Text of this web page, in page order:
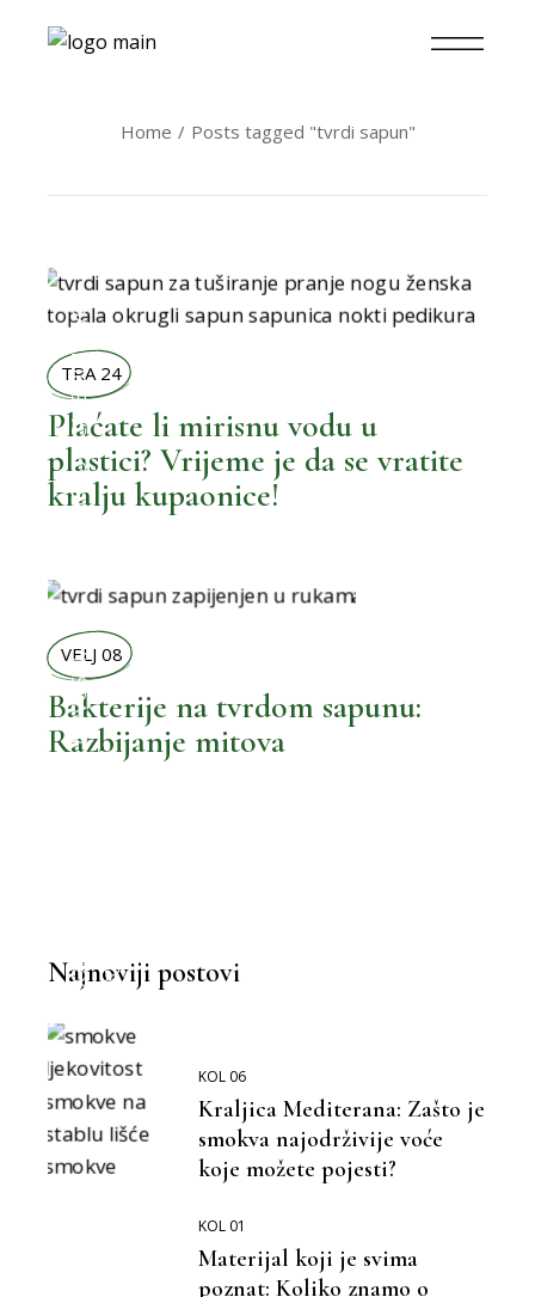
Home Posts tagged "tvrdi sapun"
BOLJA KUPAONICA
,
BOLJI ŽIVOT
TRA 24
Plaćate li mirisnu vodu u
plastici? Vrijeme je da se vratite
kralju kupaonice!
BOLJE NOVOSTI
,
VELJ 08
Bakterije na tvrdom sapunu:
Razbijanje mitova
Najnoviji postovi
KOL 06
Kraljica Mediterana: Zašto je
smokva najodrživije voće
koje možete pojesti?
KOL 01
Materijal koji je svima
poznat: Koliko znamo o